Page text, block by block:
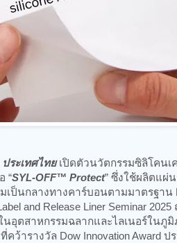
ระเทศไทยเปิดตัวนวัตกรรมซิลิโคนเ
“SYL-OFF™ Protect” ซึ่งใช้ผลิตแผ่
เป็นกลางทางคาร์บอนตามมาตรฐาน
and Release Liner Seminar
อุตสาหกรรมฉลากและไลเนอร์ในภูมิ
ว้ารางวัล Dow Innovation Award ป